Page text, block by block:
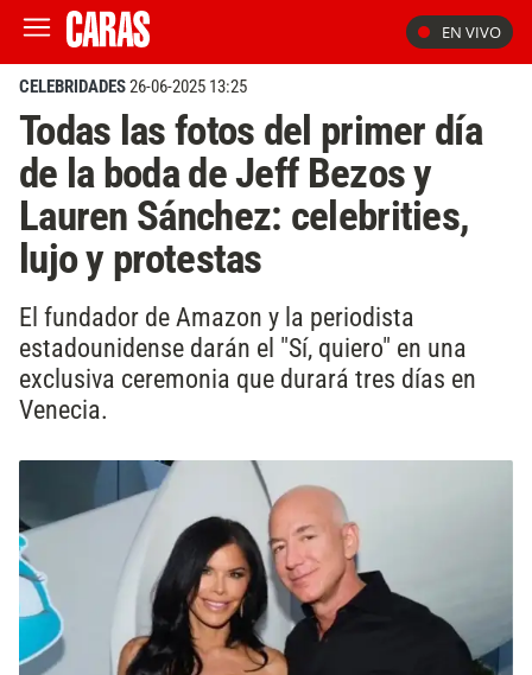
EN VIVO
CELEBRIDADES26-06-2025 13:25
Todas las fotos del primer día
de la boda de Jeff Bezos y
Lauren Sánchez: celebrities,
lujo y protestas
El fundador de Amazon y la periodista
estadounidense darán el "Sí, quiero" en una
exclusiva ceremonia que durará tres días en
Venecia.